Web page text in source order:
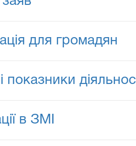
для громадян
показники
в ЗМІ